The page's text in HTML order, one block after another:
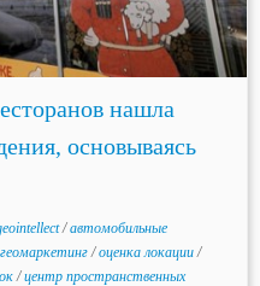
нашла
основываясь
/автомобильные
геомаркетинг/оценка локации/
/центр пространственных